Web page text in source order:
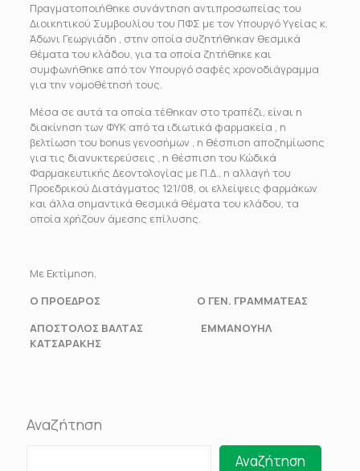
Πραγματοποιήθηκε συνάντηση αντιπροσωπείας του
Διοικητικού Συμβουλίου του ΠΦΣ με τον Υπουργό Υγείας κ.
Άδωνι Γεωργιάδη , στην οποία συζητήθηκαν θεσμικά
θέματα του κλάδου, για τα οποία ζητήθηκε και
συμφωνήθηκε από τον Υπουργό σαφές χρονοδιάγραμμα
για την νομοθέτησή τους.
Μέσα σε αυτά τα οποία τέθηκαν στο τραπέζι, είναι η
διακίνηση των ΦΥΚ από τα ιδιωτικά φαρμακεία , η
βελτίωση του bonus γενοσήμων , η θέσπιση αποζημίωσης
για τις διανυκτερεύσεις , η θέσπιση του Κώδικά
Φαρμακευτικής Δεοντολογίας με Π.Δ., η αλλαγή του
Προεδρικού Διατάγματος 121/08, οι ελλείψεις φαρμάκων
και άλλα σημαντικά θεσμικά θέματα του κλάδου, τα
οποία χρήζουν άμεσης επίλυσης.
Με Εκτίμηση,
Ο ΠΡΟΕΔΡΟΣ Ο ΓΕΝ. ΓΡΑΜΜΑΤΕΑΣ
ΑΠΟΣΤΟΛΟΣ ΒΑΛΤΑΣ ΕΜΜΑΝΟΥΗΛ
ΚΑΤΣΑΡΑΚΗΣ
Αναζήτηση
Αναζήτηση